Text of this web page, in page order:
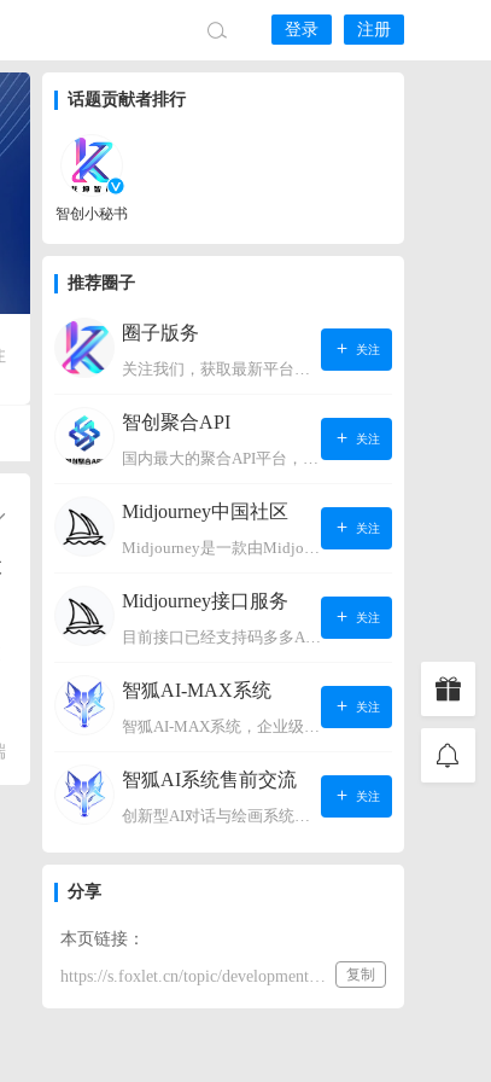
登录 注册
话题贡献者排行
智创小秘书
推荐圈子
圈子版务
关注我们，获取最新平台动态。
关注
智创聚合API
国内最大的聚合API平台，支持OpenAI、阿里、智谱、360、讯飞、百度等国内外大语言模型。https://s.lconai.com/
关注
Midjourney中国社区
Midjourney是一款由Midjourney有限公司开发的数字艺术工具软件，具有生成虚拟世界的强大能力，可根据用户输入的文字或语音在虚拟世界中生成对应场景，使用户能够探索和创造自己的数字艺术作品。
关注
Midjourney接口服务
目前接口已经支持码多多AI系统、小狐狸AI系统，如需其它接口请联系微信客服：lonconst
关注
智狐AI-MAX系统
智狐AI-MAX系统，企业级AI知识库，可以进行AI对话、AI应用，拥有强大的第三方对接能力。适用企业智能客服、企业智能文档、专家顾问助理等多种企业级商业场景，具有较大的商业使用价值。 如需购买请联系客服微信：lonconst
关注
智狐AI系统售前交流
创新型AI对话与绘画系统（非官方） 如需购买请联系微信客服：lonconst
关注
分享
本页链接：
https://s.foxlet.cn/topic/development-progress-of-gpt-5 复制